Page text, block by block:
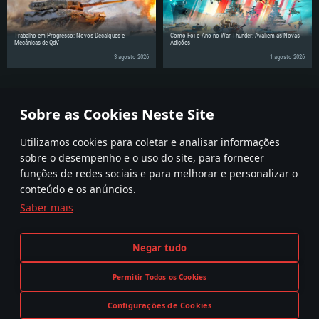
Sobre as Cookies Neste Site
Utilizamos cookies para coletar e analisar informações
sobre o desempenho e o uso do site, para fornecer
funções de redes sociais e para melhorar e personalizar o
conteúdo e os anúncios.
Saber mais
Negar tudo
Permitir Todos os Cookies
Configurações de Cookies
Disco: 75,9 GB
Network: Internet de banda larga.
Disco: 60,2 GB
Trabalho em Progresso: Novos Decalques e
Mecânicas de QdV
3 agosto 2026
Como Foi o Ano no War Thunder: Avaliem as Novas
Adições
1 agosto 2026
Termos e condições
Política de Privacidade
Definições de Cookies